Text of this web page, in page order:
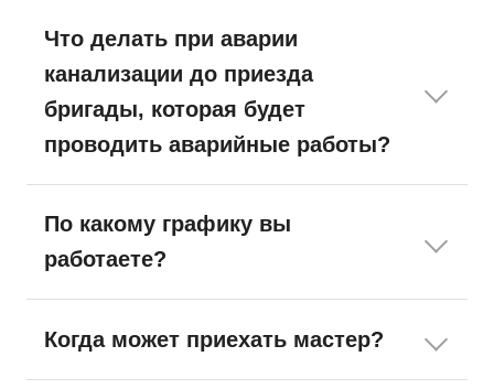
Что делать при аварии
канализации до приезда
бригады, которая будет
проводить аварийные работы?
По какому графику вы
работаете?
Когда может приехать мастер?